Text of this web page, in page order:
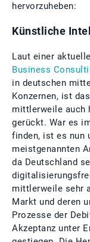
hervorzuheben:
Künstliche
Laut einer
Business
in deutschen
Konzernen, ist
mittlerweile auch
gerückt. War es
finden, ist es nun
meistgenannten
da Deutschland
mittlerweile sehr
Markt und deren
Prozesse der
Akzeptanz unter